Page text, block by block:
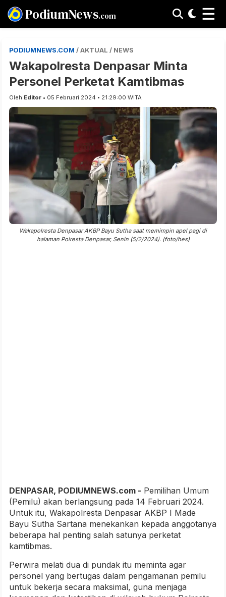
PodiumNews.com ☰
PODIUMNEWS.COM / AKTUAL / NEWS
Wakapolresta Denpasar Minta
Personel Perketat Kamtibmas
Oleh Editor • 05 Februari 2024 • 21:29:00 WITA
Wakapolresta Denpasar AKBP Bayu Sutha saat memimpin apel pagi di
halaman Polresta Denpasar, Senin (5/2/2024). (foto/hes)
DENPASAR, PODIUMNEWS.com - Pemilihan Umum
(Pemilu) akan berlangsung pada 14 Februari 2024.
Untuk itu, Wakapolresta Denpasar AKBP I Made
Bayu Sutha Sartana menekankan kepada anggotanya
beberapa hal penting salah satunya perketat
kamtibmas.
Perwira melati dua di pundak itu meminta agar
personel yang bertugas dalam pengamanan pemilu
untuk bekerja secara maksimal, guna menjaga